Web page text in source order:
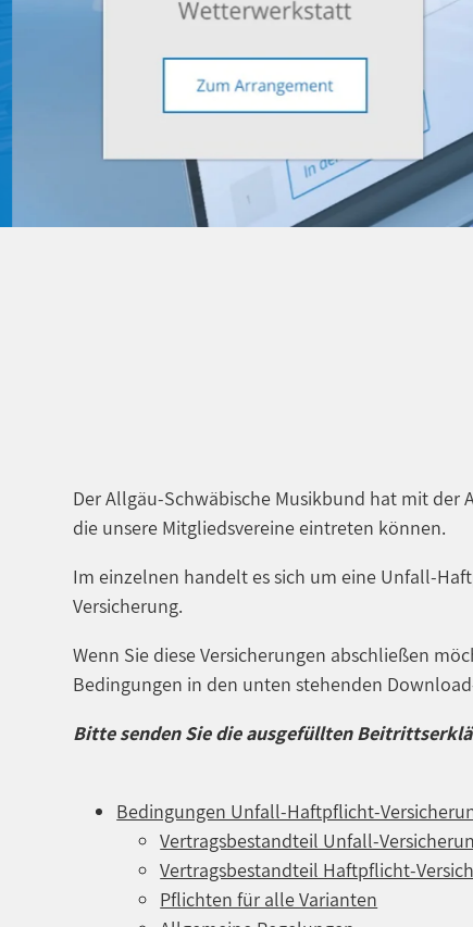
Der Allgäu-Schwäbische Musikbund hat mit der
die unsere Mitgliedsvereine eintreten können.
Im einzelnen handelt es sich um eine Unfall-
Versicherung.
Wenn Sie diese Versicherungen abschließen
Bedingungen in den unten stehenden
Bitte senden Sie die ausgefüllten
Bedingungen Unfall-Haftpflicht-
Vertragsbestandteil Unfall-
Vertragsbestandteil Haftpflicht-
Pflichten für alle Varianten